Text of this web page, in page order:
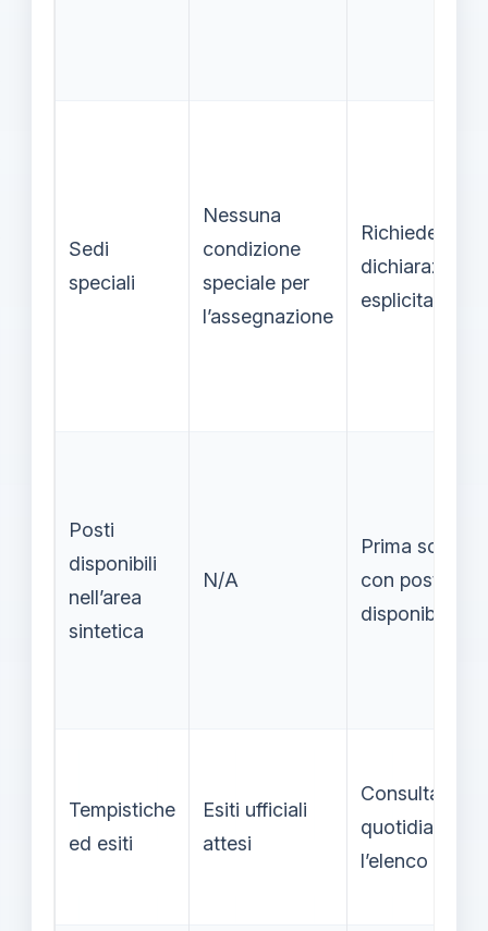
Sedi
speciali
Nessuna
condizione
speciale per
l’assegnazione
Richiede
dichiarazione
esplicita
Posti
disponibili
nell’area
sintetica
N/A
Prima scuola
con posto
disponibile
Tempistiche
ed esiti
Esiti ufficiali
attesi
Consultare
l’elenco